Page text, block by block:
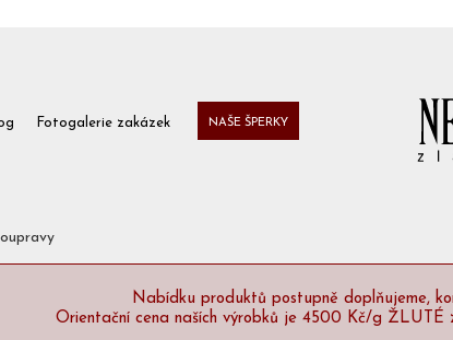
Fotogalerie zakázek NAŠE ŠPERKY
Nabídku produktů postupně doplňujeme,
Orientační cena naších výrobků je 4500 Kč/g